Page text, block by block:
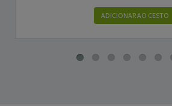
ADICIONAR AO CESTO